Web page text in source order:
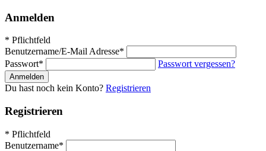
Anmelden
* Pflichtfeld
Benutzername/E-Mail Adresse*
Passwort*
Passwort vergessen?
Anmelden
Du hast noch kein Konto? Registrieren
Registrieren
* Pflichtfeld
Benutzername*